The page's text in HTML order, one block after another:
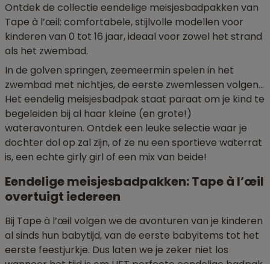
Ontdek de collectie eendelige meisjesbadpakken van
Tape à l’œil: comfortabele, stijlvolle modellen voor
kinderen van 0 tot 16 jaar, ideaal voor zowel het strand
als het zwembad.
In de golven springen, zeemeermin spelen in het
zwembad met nichtjes, de eerste zwemlessen volgen…
Het eendelig meisjesbadpak staat paraat om je kind te
begeleiden bij al haar kleine (en grote!)
wateravonturen. Ontdek een leuke selectie waar je
dochter dol op zal zijn, of ze nu een sportieve waterrat
is, een echte girly girl of een mix van beide!
Eendelige meisjesbadpakken: Tape à l’œil
overtuigt iedereen
Bij Tape à l’œil volgen we de avonturen van je kinderen
al sinds hun babytijd, van de eerste babyitems tot het
eerste feestjurkje. Dus laten we je zeker niet los